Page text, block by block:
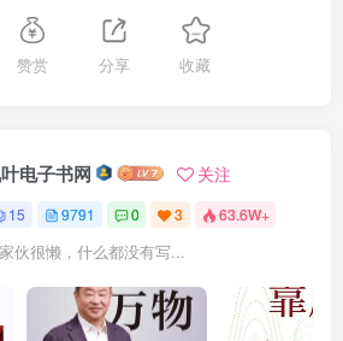
赞赏 分享 收藏
电子书网 关注
15 9791 0 3 63.6W+
伙很懒，什么都没有写...